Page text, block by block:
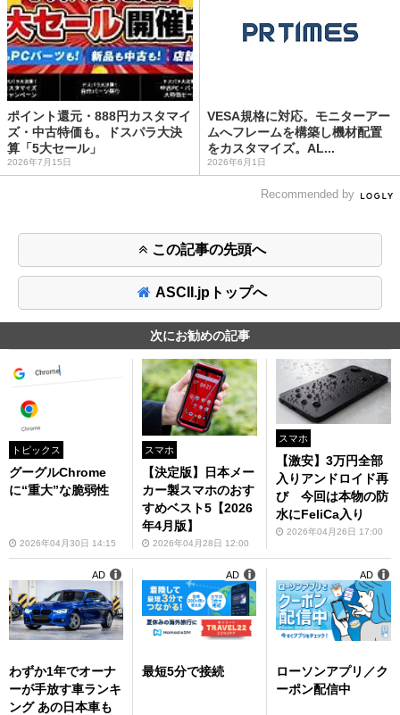
ポイント還元・888円カスタマイ
ズ・中古特価も。ドスパラ大決
算「5大セール」
2026年7月15日
VESA規格に対応。モニターアー
ムへフレームを構築し機材配置
をカスタマイズ。AL...
2026年6月1日
Recommended by
この記事の先頭へ
ASCII.jpトップへ
次にお勧めの記事
トピックス
グーグルChrome
に“重大”な脆弱性
2026年04月30日 14:15
スマホ
【決定版】日本メー
カー製スマホのおす
すめベスト5【2026
年4月版】
2026年04月28日 12:00
スマホ
【激安】3万円全部
入りアンドロイド再
び 今回は本物の防
水にFeliCa入り
2026年04月26日 17:00
わずか1年でオーナ
ーが手放す車ランキ
ング あの日本車も
AD
最短5分で接続
AD
ローソンアプリ／ク
ーポン配信中
AD